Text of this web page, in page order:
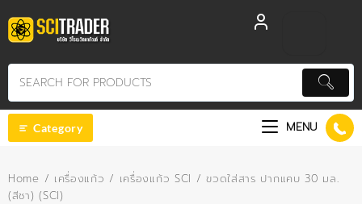
to
content
Category MENU
Home / เครื่องแก้ว / เครื่องแก้ว SCI / ขวดใส่สาร ปากแคบ 30 มล.
(สีชา) (SCI)